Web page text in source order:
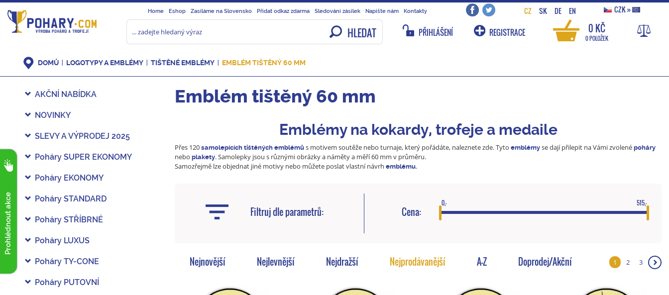
Home Eshop Zasíláme na Slovensko Přidat odkaz zdarma Sledování zásilek Napište nám Kontakty CZ SK DE EN CZK»
HLEDAT PŘIHLÁŠENÍ REGISTRACE 0 KČ
0 POLOŽEK
Prohlédnout akce
DOMŮ LOGOTYPY A EMBLÉMY TIŠTĚNÉ EMBLÉMY EMBLÉM TIŠTĚNÝ 60 MM
AKČNÍ NABÍDKA
NOVINKY
SLEVY A VÝPRODEJ 2025
Poháry SUPER EKONOMY
Poháry EKONOMY
Poháry STANDARD
Poháry STŘÍBRNÉ
Poháry LUXUS
Poháry TY-CONE
Poháry PUTOVNÍ
Emblém tištěný 60 mm
Emblémy na kokardy, trofeje a medaile
Přes 120 samolepících tištěných emblémů s motivem soutěže nebo turnaje, který pořádáte, naleznete zde. Tyto emblémy se dají přilepit na Vámi zvolené poháry
nebo plakety. Samolepky jsou s různými obrázky a náměty a měří 60 mm v průměru.
Samozřejmě lze objednat jiné motivy nebo můžete poslat vlastní návrh emblému.
Filtruj dle parametrů: Cena:
0,- 515,-
1 2 3 ❯
Nejnovější Nejlevnější Nejdražší Nejprodávanější A-Z Doprodej/Akční